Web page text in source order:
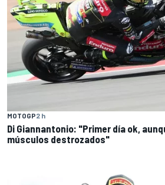
MOTOGP2 h
Di Giannantonio: "Primer día ok,
músculos destrozados"